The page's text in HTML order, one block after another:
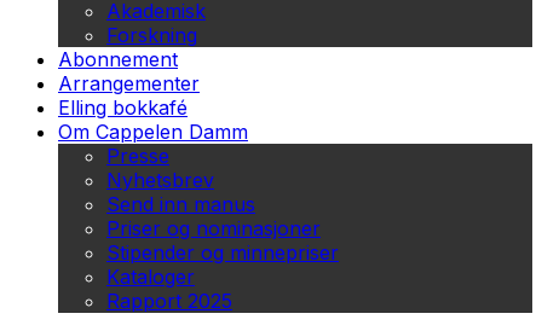
Akademisk
Forskning
Abonnement
Arrangementer
Elling bokkafé
Om Cappelen Damm
Presse
Nyhetsbrev
Send inn manus
Priser og nominasjoner
Stipender og minnepriser
Kataloger
Rapport 2025